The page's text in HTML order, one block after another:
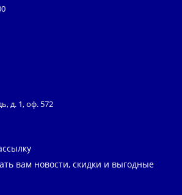
д. 1, оф. 572
вам новости, скидки и выгодные